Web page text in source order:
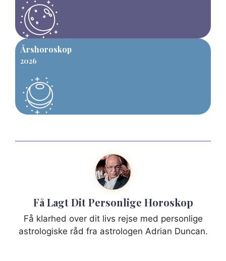
Årshoroskop
2026
Få Lagt Dit Personlige Horoskop
Få klarhed over dit livs rejse med personlige
astrologiske råd fra astrologen Adrian Duncan.